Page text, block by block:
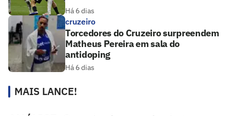
Há 6 dias
cruzeiro
Torcedores do Cruzeiro surpreendem
Matheus Pereira em sala do
antidoping
Há 6 dias
MAIS LANCE!